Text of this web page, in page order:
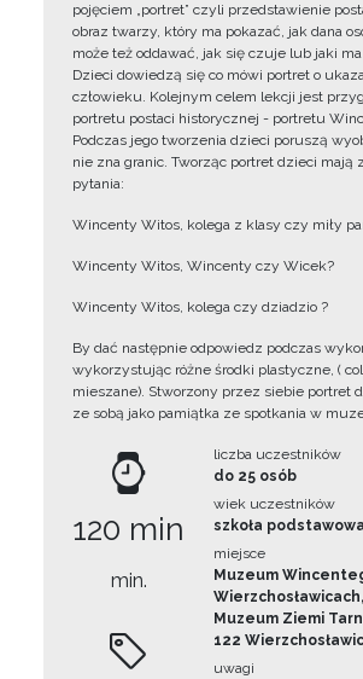
pojęciem „portret” czyli przedstawienie
obraz twarzy, który ma pokazać, jak dana
może też oddawać, jak się czuje lub jaki ma
Dzieci dowiedzą się co mówi portret o
człowieku. Kolejnym celem lekcji jest
portretu postaci historycznej - portretu
Podczas jego tworzenia dzieci poruszą
nie zna granic. Tworząc portret dzieci mają
pytania:
Wincenty Witos, kolega z klasy czy miły
Wincenty Witos, Wincenty czy Wicek?
Wincenty Witos, kolega czy dziadzio ?
By dać następnie odpowiedz podczas
wykorzystując różne środki plastyczne, (
mieszane). Stworzony przez siebie portret
ze sobą jako pamiątka ze spotkania w
120 min
min.
liczba uczestników
do 25 osób
wiek uczestników
szkoła
miejsce
Muzeum
Muzeum Ziemi
122
uwagi